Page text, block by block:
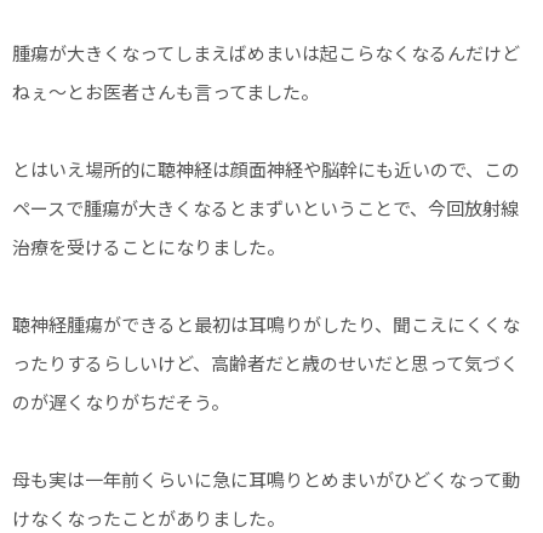
腫瘍が大きくなってしまえばめまいは起こらなくなるんだけど
ねぇ～とお医者さんも言ってました。
とはいえ場所的に聴神経は顔面神経や脳幹にも近いので、この
ペースで腫瘍が大きくなるとまずいということで、今回放射線
治療を受けることになりました。
聴神経腫瘍ができると最初は耳鳴りがしたり、聞こえにくくな
ったりするらしいけど、高齢者だと歳のせいだと思って気づく
のが遅くなりがちだそう。
母も実は一年前くらいに急に耳鳴りとめまいがひどくなって動
けなくなったことがありました。